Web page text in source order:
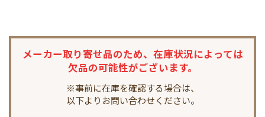
メーカー取り寄せ品のため、 在庫状況によっては
欠品の可能性がございます。
※事前に在庫を確認する場合は、
以下よりお問い合わせください。